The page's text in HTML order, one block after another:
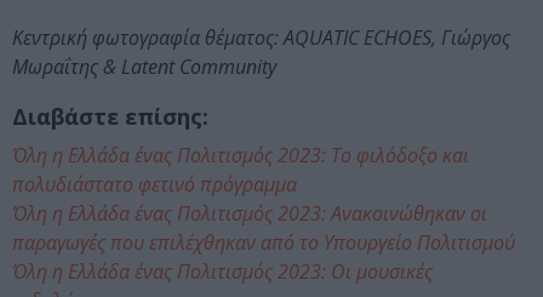
Κεντρική φωτογραφία θέματος: AQUATIC ECHOES, Γιώργος
Μωραΐτης & Latent Community
Διαβάστε επίσης:
Όλη η Ελλάδα ένας Πολιτισμός 2023: Το φιλόδοξο και
πολυδιάστατο φετινό πρόγραμμα
Όλη η Ελλάδα ένας Πολιτισμός 2023: Ανακοινώθηκαν οι
παραγωγές που επιλέχθηκαν από το Υπουργείο Πολιτισμού
Όλη η Ελλάδα ένας Πολιτισμός 2023: Οι μουσικές